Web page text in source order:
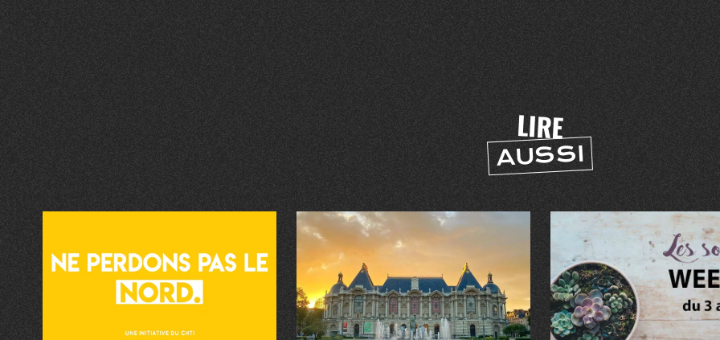
LIRE
AUSSI